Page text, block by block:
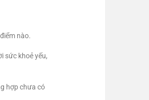
nào.
sức khoẻ yếu,
hợp chưa có